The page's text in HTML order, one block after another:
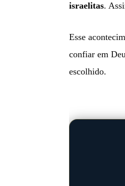
israelitas.
Esse
confiar em
escolhido.